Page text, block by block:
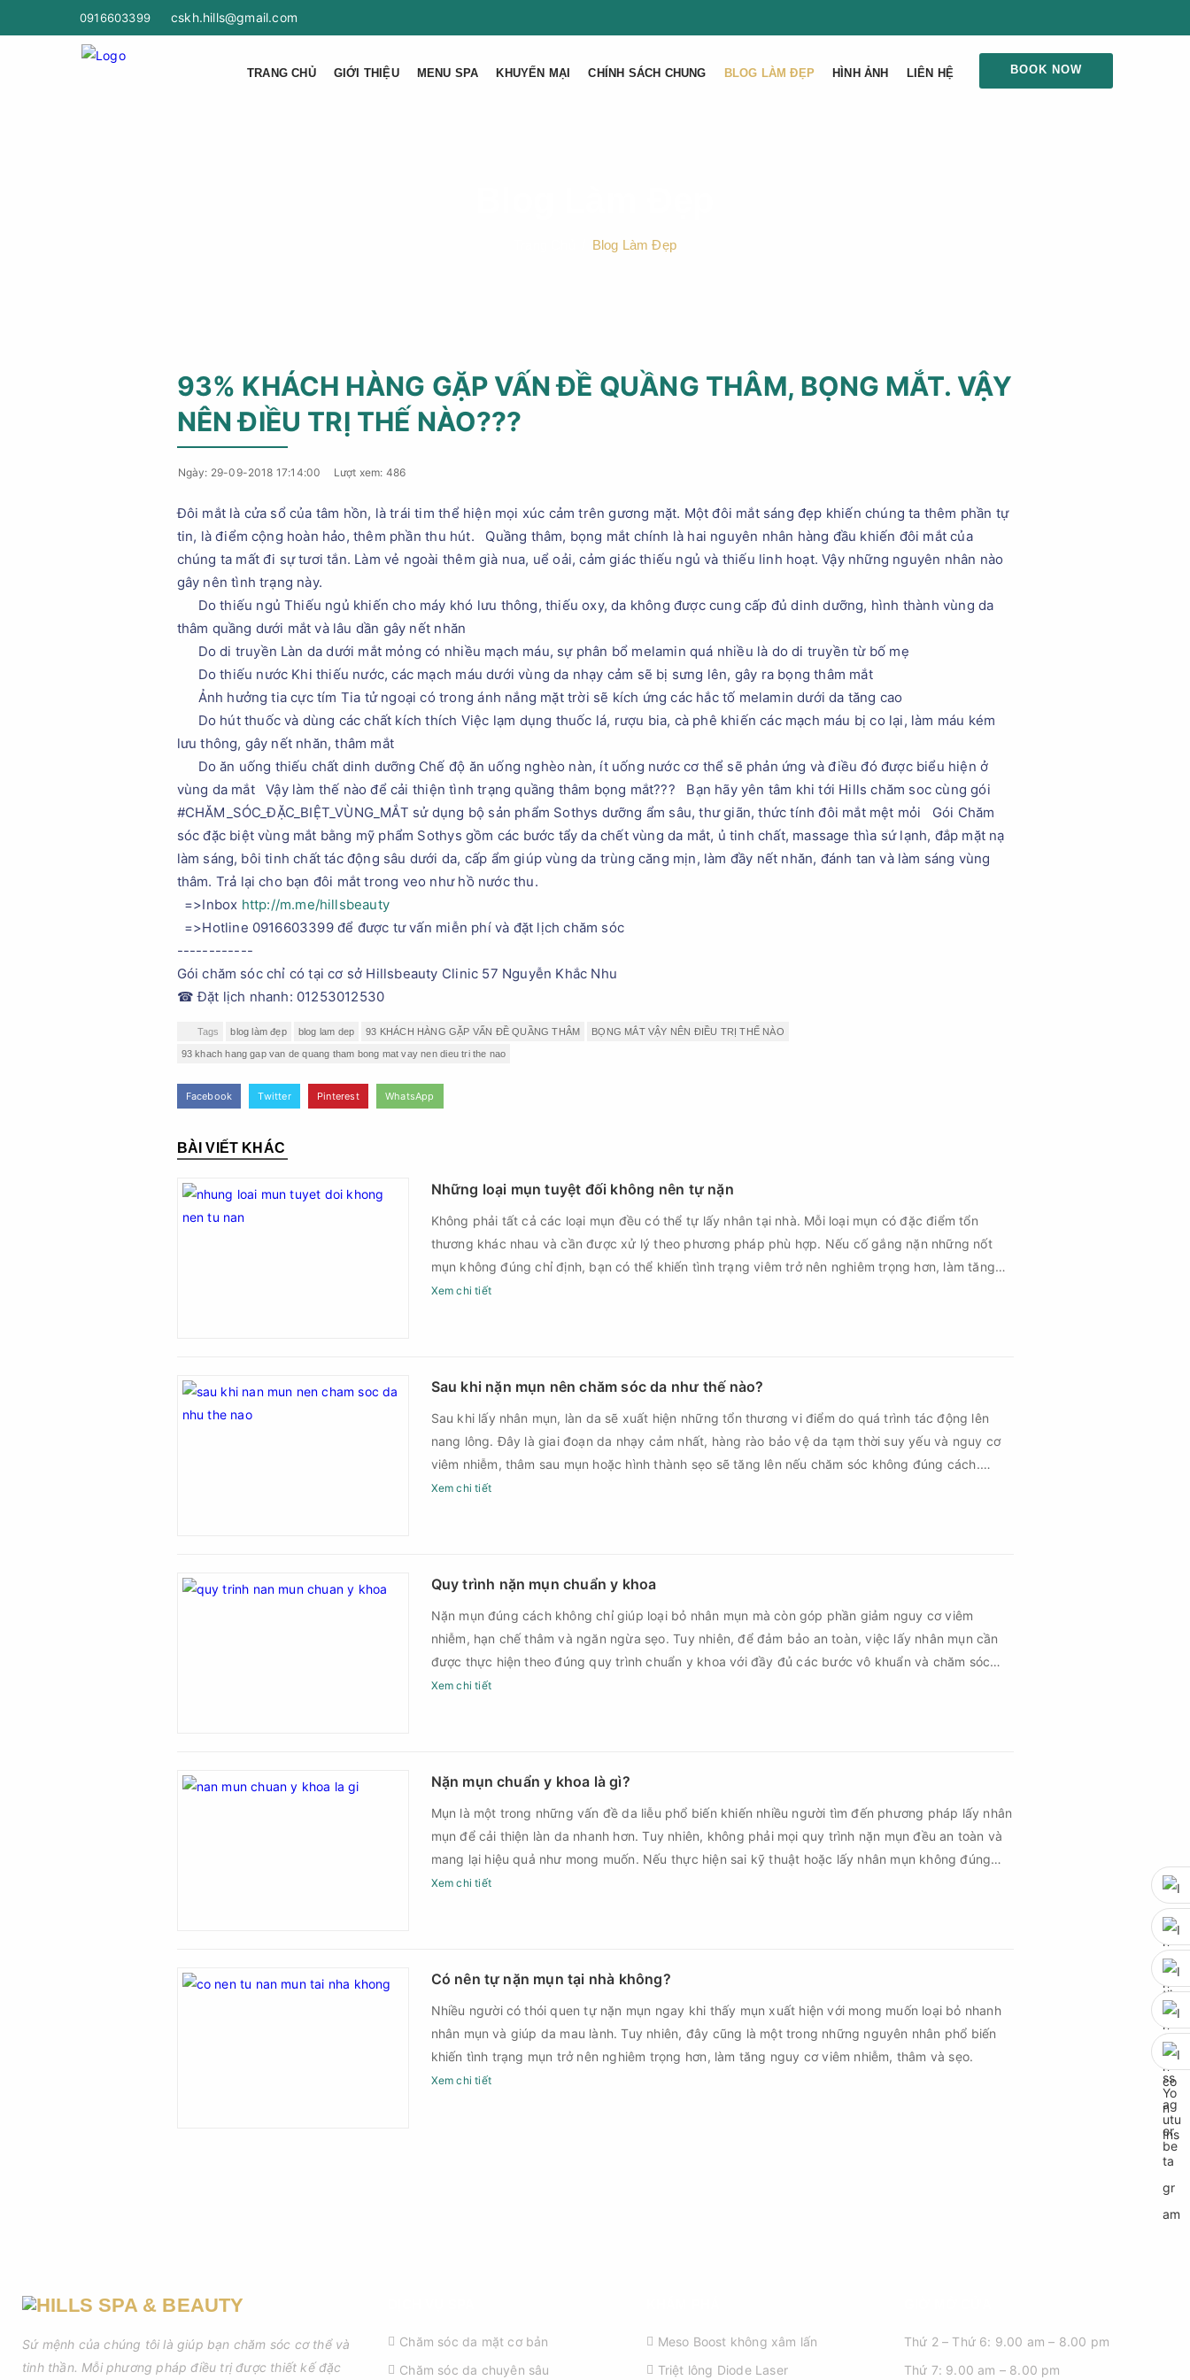
0916603399 cskh.hills@gmail.com
TRANG CHỦ GIỚI THIỆU MENU SPA KHUYẾN MẠI CHÍNH SÁCH CHUNG BLOG LÀM ĐẸP HÌNH ẢNH LIÊN HỆ BOOK NOW
Blog Làm Đẹp
93% KHÁCH HÀNG GẶP VẤN ĐỀ QUẦNG THÂM, BỌNG MẮT. VẬY
NÊN ĐIỀU TRỊ THẾ NÀO???
Ngày: 29-09-2018 17:14:00 Lượt xem: 486
Đôi mắt là cửa sổ của tâm hồn, là trái tim thể hiện mọi xúc cảm trên gương mặt. Một đôi mắt sáng đẹp khiến chúng ta thêm phần tự
tin, là điểm cộng hoàn hảo, thêm phần thu hút. Quầng thâm, bọng mắt chính là hai nguyên nhân hàng đầu khiến đôi mắt của
chúng ta mất đi sự tươi tắn. Làm vẻ ngoài thêm già nua, uể oải, cảm giác thiếu ngủ và thiếu linh hoạt. Vậy những nguyên nhân nào
gây nên tình trạng này.
Do thiếu ngủ Thiếu ngủ khiến cho máy khó lưu thông, thiếu oxy, da không được cung cấp đủ dinh dưỡng, hình thành vùng da
thâm quầng dưới mắt và lâu dần gây nết nhăn
Do di truyền Làn da dưới mắt mỏng có nhiều mạch máu, sự phân bổ melamin quá nhiều là do di truyền từ bố mẹ
Do thiếu nước Khi thiếu nước, các mạch máu dưới vùng da nhạy cảm sẽ bị sưng lên, gây ra bọng thâm mắt
Ảnh hưởng tia cực tím Tia tử ngoại có trong ánh nắng mặt trời sẽ kích ứng các hắc tố melamin dưới da tăng cao
Do hút thuốc và dùng các chất kích thích Việc lạm dụng thuốc lá, rượu bia, cà phê khiến các mạch máu bị co lại, làm máu kém
lưu thông, gây nết nhăn, thâm mắt
Do ăn uống thiếu chất dinh dưỡng Chế độ ăn uống nghèo nàn, ít uống nước cơ thể sẽ phản ứng và điều đó được biểu hiện ở
vùng da mắt Vậy làm thế nào để cải thiện tình trạng quầng thâm bọng mắt??? Bạn hãy yên tâm khi tới Hills chăm soc cùng gói
#CHĂM_SÓC_ĐẶC_BIỆT_VÙNG_MẮT sử dụng bộ sản phẩm Sothys dưỡng ẩm sâu, thư giãn, thức tính đôi mắt mệt mỏi Gói Chăm
sóc đặc biệt vùng mắt bằng mỹ phẩm Sothys gồm các bước tẩy da chết vùng da mắt, ủ tinh chất, massage thìa sứ lạnh, đắp mặt nạ
làm sáng, bôi tinh chất tác động sâu dưới da, cấp ẩm giúp vùng da trùng căng mịn, làm đầy nết nhăn, đánh tan và làm sáng vùng
thâm. Trả lại cho bạn đôi mắt trong veo như hồ nước thu.
=>Inbox http://m.me/hillsbeauty
=>Hotline 0916603399 để được tư vấn miễn phí và đặt lịch chăm sóc
------------
Gói chăm sóc chỉ có tại cơ sở Hillsbeauty Clinic 57 Nguyễn Khắc Nhu
☎ Đặt lịch nhanh: 01253012530
Tags blog làm đẹp blog lam dep 93 KHÁCH HÀNG GẶP VẤN ĐỀ QUẦNG THÂM BỌNG MẮT VẬY NÊN ĐIỀU TRỊ THẾ NÀO
93 khach hang gap van de quang tham bong mat vay nen dieu tri the nao
Facebook Twitter Pinterest WhatsApp
BÀI VIẾT KHÁC
Những loại mụn tuyệt đối không nên tự nặn
Không phải tất cả các loại mụn đều có thể tự lấy nhân tại nhà. Mỗi loại mụn có đặc điểm tổn
thương khác nhau và cần được xử lý theo phương pháp phù hợp. Nếu cố gắng nặn những nốt
mụn không đúng chỉ định, bạn có thể khiến tình trạng viêm trở nên nghiêm trọng hơn, làm tăng
nguy cơ nhiễm trùng, để lại thâm hoặc sẹo khó phục hồi.
Xem chi tiết
Sau khi nặn mụn nên chăm sóc da như thế nào?
Sau khi lấy nhân mụn, làn da sẽ xuất hiện những tổn thương vi điểm do quá trình tác động lên
nang lông. Đây là giai đoạn da nhạy cảm nhất, hàng rào bảo vệ da tạm thời suy yếu và nguy cơ
viêm nhiễm, thâm sau mụn hoặc hình thành sẹo sẽ tăng lên nếu chăm sóc không đúng cách.
Chính vì vậy, việc chăm sóc da sau nặn mụn không chỉ giúp vùng da hồi phục nhanh hơn mà còn
Xem chi tiết
Quy trình nặn mụn chuẩn y khoa
Nặn mụn đúng cách không chỉ giúp loại bỏ nhân mụn mà còn góp phần giảm nguy cơ viêm
nhiễm, hạn chế thâm và ngăn ngừa sẹo. Tuy nhiên, để đảm bảo an toàn, việc lấy nhân mụn cần
được thực hiện theo đúng quy trình chuẩn y khoa với đầy đủ các bước vô khuẩn và chăm sóc
sau điều trị.
Xem chi tiết
Nặn mụn chuẩn y khoa là gì?
Mụn là một trong những vấn đề da liễu phổ biến khiến nhiều người tìm đến phương pháp lấy nhân
mụn để cải thiện làn da nhanh hơn. Tuy nhiên, không phải mọi quy trình nặn mụn đều an toàn và
mang lại hiệu quả như mong muốn. Nếu thực hiện sai kỹ thuật hoặc lấy nhân mụn không đúng
thời điểm, làn da có thể đối mặt với nguy cơ viêm nhiễm, thâm sau mụn và thậm chí là sẹo rỗ. Vậy
Xem chi tiết
Có nên tự nặn mụn tại nhà không?
Nhiều người có thói quen tự nặn mụn ngay khi thấy mụn xuất hiện với mong muốn loại bỏ nhanh
nhân mụn và giúp da mau lành. Tuy nhiên, đây cũng là một trong những nguyên nhân phổ biến
khiến tình trạng mụn trở nên nghiêm trọng hơn, làm tăng nguy cơ viêm nhiễm, thâm và sẹo.
Xem chi tiết
Sứ mệnh của chúng tôi là giúp bạn chăm sóc cơ thể và
tinh thần. Mỗi phương pháp điều trị được thiết kế đặc
Chăm sóc da mặt cơ bản
Chăm sóc da chuyên sâu
Meso Boost không xâm lấn
Triệt lông Diode Laser
Thứ 2 – Thứ 6: 9.00 am – 8.00 pm
Thứ 7: 9.00 am – 8.00 pm